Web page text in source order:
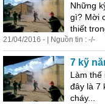
Những
gì? Mời
thiết
21/04/2016 - | Nguồn tin : -/-
7 kỹ
Làm thế
đây là 7
cháy...